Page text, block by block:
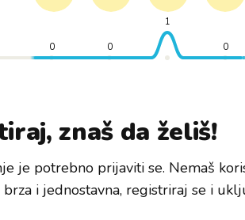
0 0
1
0
znaš da želiš!
je potrebno prijaviti se. Nemaš
i jednostavna, registriraj se i